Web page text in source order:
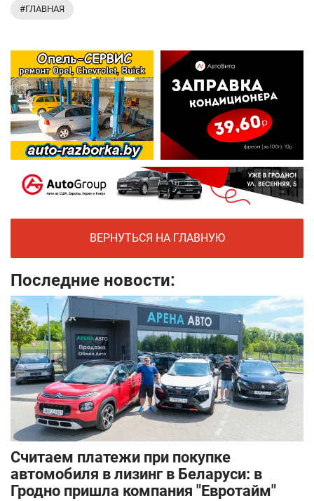
#ГЛАВНАЯ
ВЕРНУТЬСЯ НА ГЛАВНУЮ
Последние новости:
Считаем платежи при покупке
автомобиля в лизинг в Беларуси: в
Гродно пришла компания "Евротайм"